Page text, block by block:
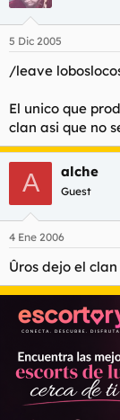
5 Dic 2005
/leave
El unico que
clan asi que no
A alche
Guest
4 Ene 2006
Ûros dejo el